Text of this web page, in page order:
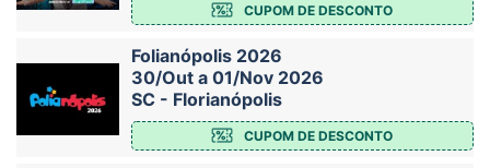
CUPOM DE DESCONTO
Folianópolis 2026
30/Out a 01/Nov 2026
SC - Florianópolis
CUPOM DE DESCONTO